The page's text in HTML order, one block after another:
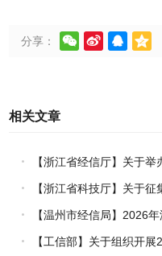
分享：    
相关文章
【浙江省经信厅】关于
能竞赛的通知
【浙江省科技厅】关于
的通知【温州市经信局】2026
【工信部】关于组织开